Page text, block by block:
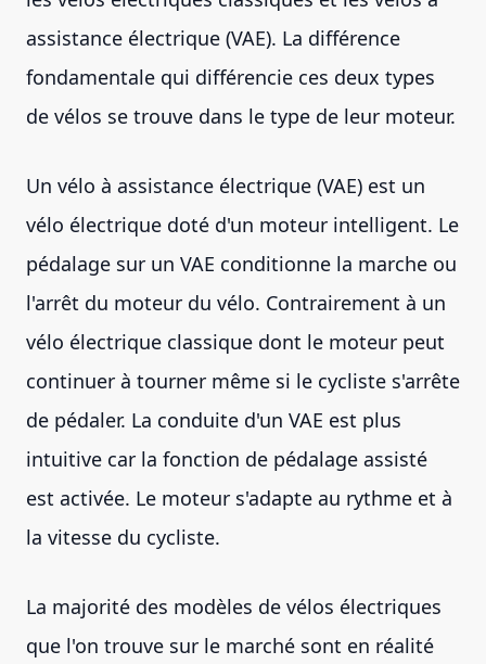
assistance électrique (VAE). La différence
fondamentale qui différencie ces deux types
de vélos se trouve dans le type de leur moteur.
Un vélo à assistance électrique (VAE) est un
vélo électrique doté d'un moteur intelligent. Le
pédalage sur un VAE conditionne la marche ou
l'arrêt du moteur du vélo. Contrairement à un
vélo électrique classique dont le moteur peut
continuer à tourner même si le cycliste s'arrête
de pédaler. La conduite d'un VAE est plus
intuitive car la fonction de pédalage assisté
est activée. Le moteur s'adapte au rythme et à
la vitesse du cycliste.
La majorité des modèles de vélos électriques
que l'on trouve sur le marché sont en réalité